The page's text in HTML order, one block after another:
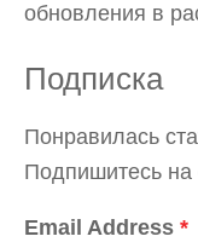
обновления в
Подписка
Понравилась
Подпишитесь на
Email Address *